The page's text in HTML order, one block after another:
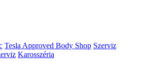
Tesla Approved Body Shop Szerviz
Karosszéria